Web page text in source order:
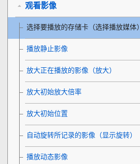
观看影像
选择要播放的存储卡（选择播放媒体）
播放静止影像
放大正在播放的影像（放大）
放大初始放大倍率
放大初始位置
自动旋转所记录的影像（显示旋转）
播放动态影像